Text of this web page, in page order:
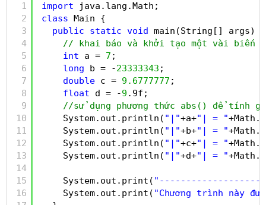
1
2
3
4
5
6
7
8
9
10
11
12
13
14
15
16
import
java.lang.Math;
class Main {
public
static void main(String[] args) {
// khai báo và khởi tạo một vài biến
int
a = 7 ;
long
b = -23333343 ;
double c = 9.6777777 ;
float
d = -9 .9f;
//sử dụng phương thức abs() để
System.out.println( "|"+a+"| = "
System.out.println( "|"+b+"| = "
System.out.println( "|"+c+"| = "
System.out.println( "|"+d+"| = "
System.out.print(
System.out.print( "Chương trình này